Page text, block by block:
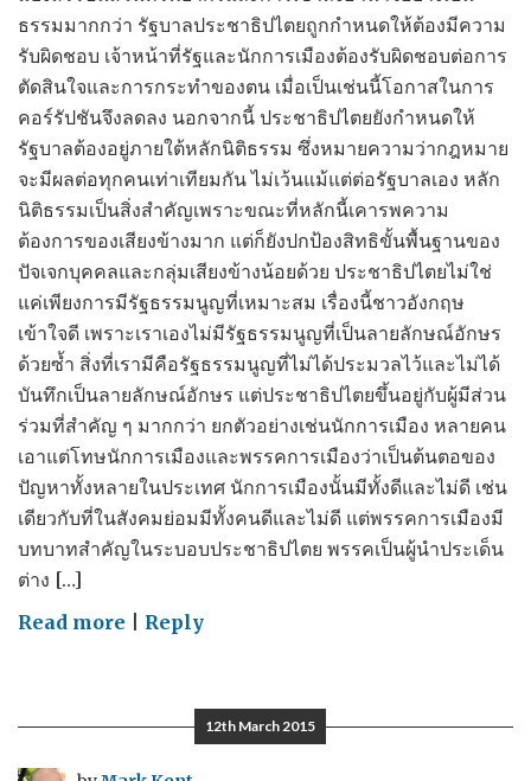
ธรรมมากกว่า รัฐบาลประชาธิปไตยถูกกำหนดให้ต้องมีความ
รับผิดชอบ เจ้าหน้าที่รัฐและนักการเมืองต้องรับผิดชอบต่อการ
ตัดสินใจและการกระทำของตน เมื่อเป็นเช่นนี้โอกาสในการ
คอร์รัปชันจึงลดลง นอกจากนี้ ประชาธิปไตยยังกำหนดให้
รัฐบาลต้องอยู่ภายใต้หลักนิติธรรม ซึ่งหมายความว่ากฎหมาย
จะมีผลต่อทุกคนเท่าเทียมกัน ไม่เว้นแม้แต่ต่อรัฐบาลเอง หลัก
นิติธรรมเป็นสิ่งสำคัญเพราะขณะที่หลักนี้เคารพความ
ต้องการของเสียงข้างมาก แต่ก็ยังปกป้องสิทธิขั้นพื้นฐานของ
ปัจเจกบุคคลและกลุ่มเสียงข้างน้อยด้วย ประชาธิปไตยไม่ใช่
แค่เพียงการมีรัฐธรรมนูญที่เหมาะสม เรื่องนี้ชาวอังกฤษ
เข้าใจดี เพราะเราเองไม่มีรัฐธรรมนูญที่เป็นลายลักษณ์อักษร
ด้วยซ้ำ สิ่งที่เรามีคือรัฐธรรมนูญที่ไม่ได้ประมวลไว้และไม่ได้
บันทึกเป็นลายลักษณ์อักษร แต่ประชาธิปไตยขึ้นอยู่กับผู้มีส่วน
ร่วมที่สำคัญ ๆ มากกว่า ยกตัวอย่างเช่นนักการเมือง หลายคน
เอาแต่โทษนักการเมืองและพรรคการเมืองว่าเป็นต้นตอของ
ปัญหาทั้งหลายในประเทศ นักการเมืองนั้นมีทั้งดีและไม่ดี เช่น
เดียวกับที่ในสังคมย่อมมีทั้งคนดีและไม่ดี แต่พรรคการเมืองมี
บทบาทสำคัญในระบอบประชาธิปไตย พรรคเป็นผู้นำประเด็น
ต่าง […]
Read more on
ของ
Reply
12th March 2015